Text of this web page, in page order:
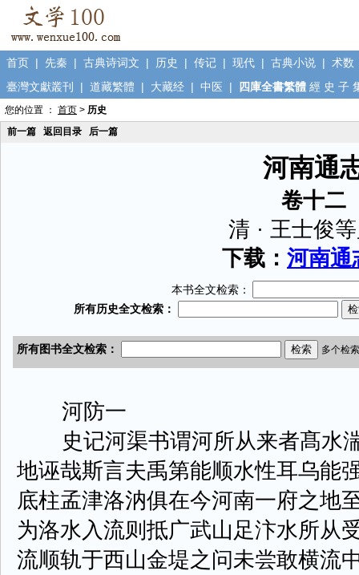
首页 | 先秦 | 古典诗词文 | 历史 | 传记 | 现代 | 古典小说 | 术数
臺灣文獻叢刊
| 道藏繁體 | 大藏经 | 中医 | 四庫全書繁體 經 史 子
您的位置 ： 首页 > 历史
前一篇
返回目录 后一篇
河南通
卷十二
清 · 王士俊
下载： 河南
本书全文检索：
河防一
史记河渠书谓河所从来者髙水
地诬哉斯言夫禹第能顺水性耳乌能
底柱孟津洛汭俱在今河南一府之地
为洛水入流则抵广武山足汴水所从
流顺轨于西山金堤之问未尝敢横流